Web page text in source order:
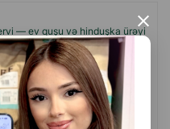
×
— ev quşu və hinduşka ürəyi